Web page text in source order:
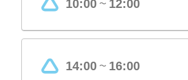
10:00 〜 12:00
14:00 〜 16:00